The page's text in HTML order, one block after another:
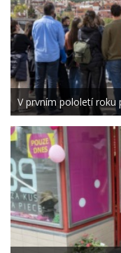
V prvním pololetí roku